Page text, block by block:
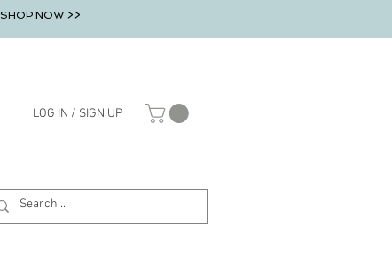
SHOP NOW >>
LOG IN / SIGN UP